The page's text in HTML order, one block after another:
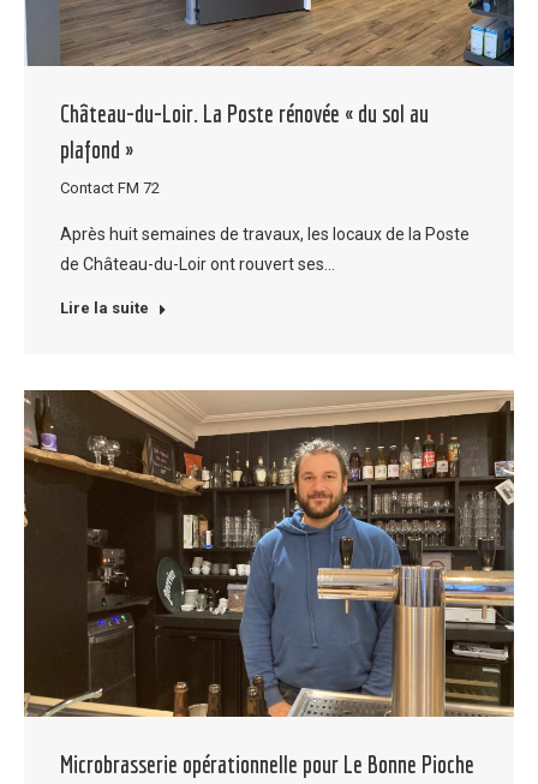
Château-du-Loir. La Poste rénovée « du sol au
plafond »
Contact FM 72
Après huit semaines de travaux, les locaux de la Poste
de Château-du-Loir ont rouvert ses…
Lire la suite
Microbrasserie opérationnelle pour Le Bonne Pioche